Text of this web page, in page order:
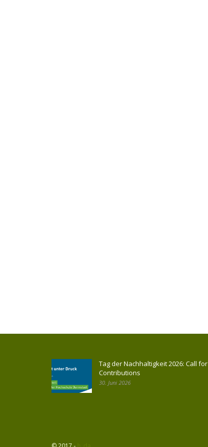
Tag der Nachhaltigkeit 2026: Call for
Contributions
30. Juni 2026